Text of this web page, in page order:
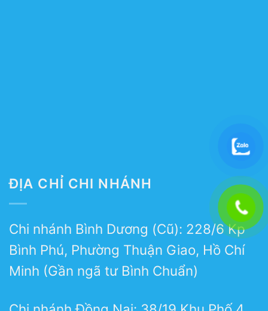
ĐỊA CHỈ CHI NHÁNH
Chi nhánh Bình Dương (Cũ): 228/6 Kp
Bình Phú, Phường Thuận Giao, Hồ Chí
Minh (Gần ngã tư Bình Chuẩn)